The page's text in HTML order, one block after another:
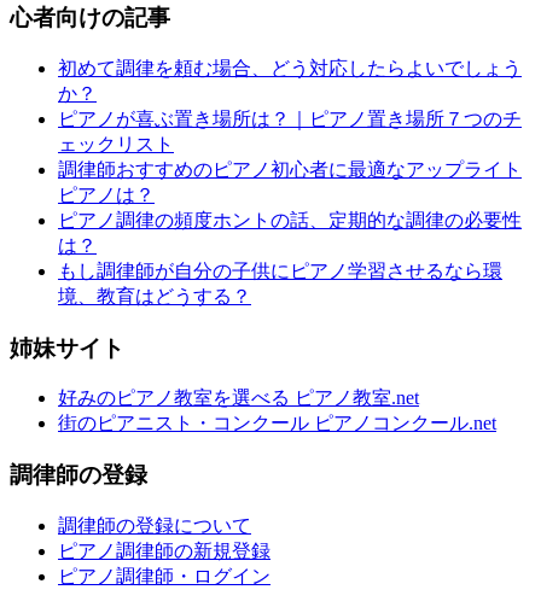
心者向けの記事
初めて調律を頼む場合、どう対応したらよいでしょう
か？
ピアノが喜ぶ置き場所は？｜ピアノ置き場所７つのチ
ェックリスト
調律師おすすめのピアノ初心者に最適なアップライト
ピアノは？
ピアノ調律の頻度ホントの話、定期的な調律の必要性
は？
もし調律師が自分の子供にピアノ学習させるなら環
境、教育はどうする？
姉妹サイト
好みのピアノ教室を選べる ピアノ教室.net
街のピアニスト・コンクール ピアノコンクール.net
調律師の登録
調律師の登録について
ピアノ調律師の新規登録
ピアノ調律師・ログイン